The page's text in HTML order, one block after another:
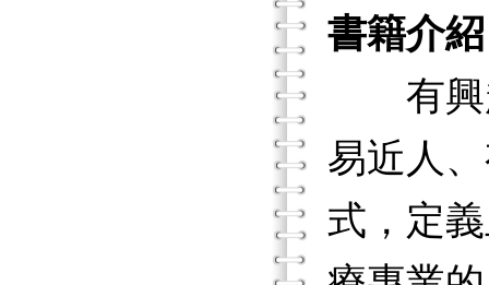
書籍介紹
有興趣
易近人
式，定